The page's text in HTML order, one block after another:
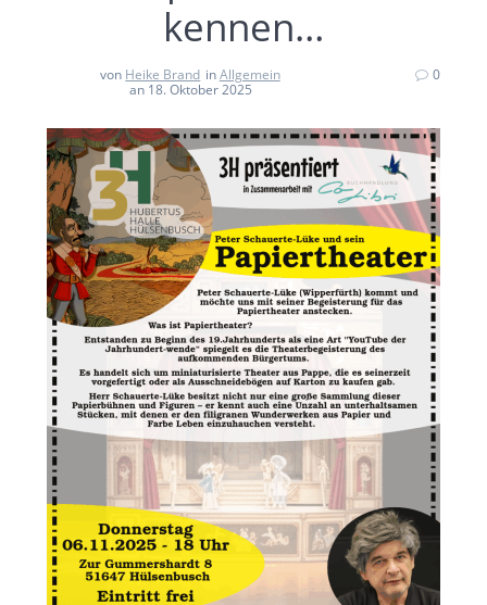
kennen…
von Heike Brand inAllgemein
an 18. Oktober 2025
0